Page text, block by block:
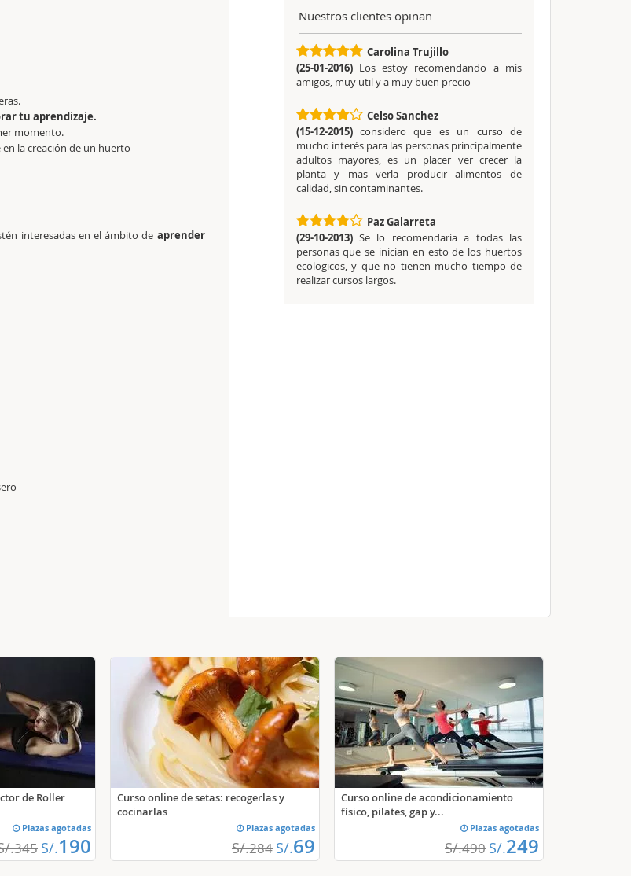
tu aprendizaje.
momento.
la creación de un huerto
interesadas en el ámbito de aprender
Nuestros clientes opinan
Carolina Trujillo
(25-01-2016) Los estoy recomendando a mis
amigos, muy util y a muy buen precio
Celso Sanchez
(15-12-2015) considero que es un curso de
mucho interés para las personas principalmente
adultos mayores, es un placer ver crecer la
planta y mas verla producir alimentos de
calidad, sin contaminantes.
Paz Galarreta
(29-10-2013) Se lo recomendaria a todas las
personas que se inician en esto de los huertos
ecologicos, y que no tienen mucho tiempo de
realizar cursos largos.
de Roller
Plazas agotadas
.345 S/.190
Curso online de setas: recogerlas y
cocinarlas
Plazas agotadas
S/.284 S/.69
Curso online de acondicionamiento
físico, pilates, gap y...
Plazas agotadas
S/.490 S/.249